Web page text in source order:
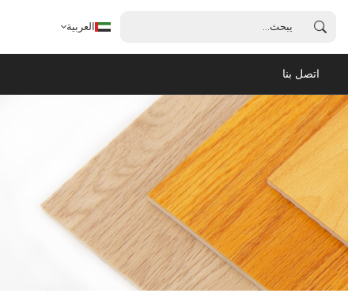
العربية
العربية
français
español
português
اتصل بنا